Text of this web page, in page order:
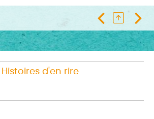
Histoires d'en rire